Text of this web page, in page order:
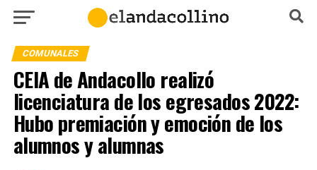
COMUNALES
CEIA de Andacollo realizó
licenciatura de los egresados 2022:
Hubo premiación y emoción de los
alumnos y alumnas